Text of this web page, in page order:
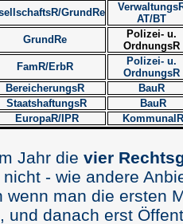
GrundRe
AT/BT
GrundRe
Polizei- u.
OrdnungsR
FamR/ErbR
Polizei- u.
OrdnungsR
BereicherungsR
BauR
StaatshaftungsR
BauR
EuropaR/IPR KommunalR
Jahr die vier
nicht - wie andere
wenn man die ersten
und danach erst